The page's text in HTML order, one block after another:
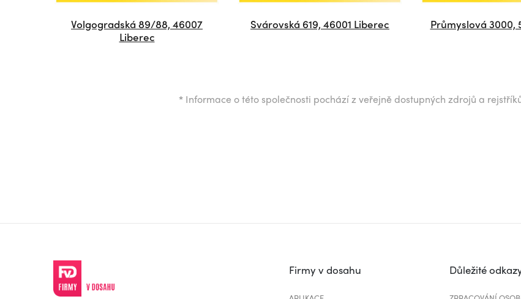
Volgogradská 89/88, 46007
Liberec
Svárovská 619, 46001 Liberec Průmyslová 3000,
* Informace o této společnosti pochází z veřejně dostupných zdrojů a
Firmy v dosahu Důležité